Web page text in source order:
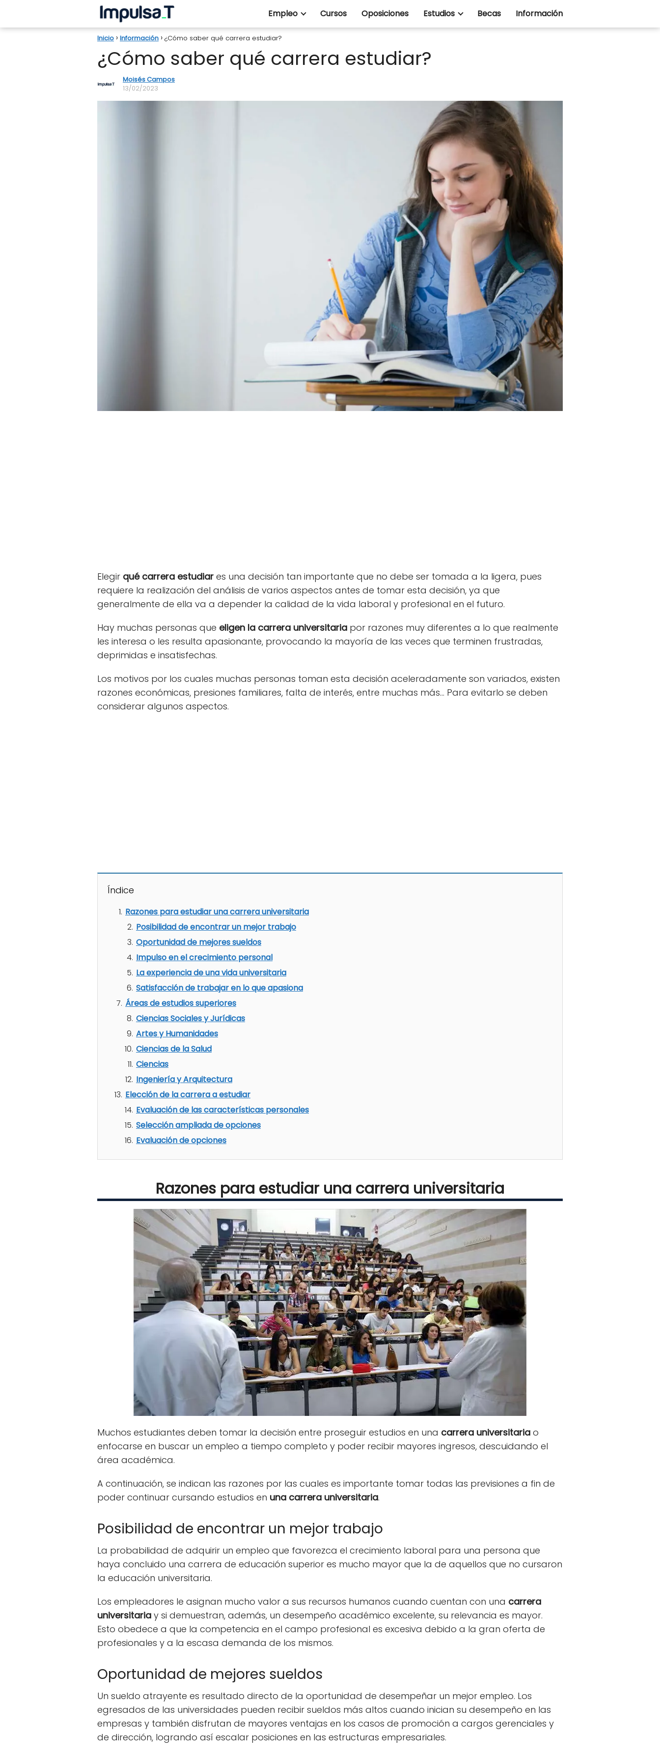
Empleo Cursos Oposiciones Estudios Becas Información
Inicio Información ¿Cómo saber qué carrera estudiar?
¿Cómo saber qué carrera estudiar?
Moisés Campos
13/02/2023
Elegir qué carrera estudiar es una decisión tan importante que no debe ser tomada a la ligera, pues
requiere la realización del análisis de varios aspectos antes de tomar esta decisión, ya que
generalmente de ella va a depender la calidad de la vida laboral y profesional en el futuro.
Hay muchas personas que eligen la carrera universitaria por razones muy diferentes a lo que realmente
les interesa o les resulta apasionante, provocando la mayoría de las veces que terminen frustradas,
deprimidas e insatisfechas.
Los motivos por los cuales muchas personas toman esta decisión aceleradamente son variados, existen
razones económicas, presiones familiares, falta de interés, entre muchas más... Para evitarlo se deben
considerar algunos aspectos.
Índice
Razones para estudiar una carrera universitaria
Posibilidad de encontrar un mejor trabajo
Oportunidad de mejores sueldos
Impulso en el crecimiento personal
La experiencia de una vida universitaria
Satisfacción de trabajar en lo que apasiona
Áreas de estudios superiores
Ciencias Sociales y Jurídicas
Artes y Humanidades
Ciencias de la Salud
Ciencias
Ingeniería y Arquitectura
Elección de la carrera a estudiar
Evaluación de las características personales
Selección ampliada de opciones
Evaluación de opciones
Razones para estudiar una carrera universitaria
Muchos estudiantes deben tomar la decisión entre proseguir estudios en una carrera universitaria o
enfocarse en buscar un empleo a tiempo completo y poder recibir mayores ingresos, descuidando el
área académica.
A continuación, se indican las razones por las cuales es importante tomar todas las previsiones a fin de
poder continuar cursando estudios en una carrera universitaria.
Posibilidad de encontrar un mejor trabajo
La probabilidad de adquirir un empleo que favorezca el crecimiento laboral para una persona que
haya concluido una carrera de educación superior es mucho mayor que la de aquellos que no cursaron
la educación universitaria.
Los empleadores le asignan mucho valor a sus recursos humanos cuando cuentan con una carrera
universitaria y si demuestran, además, un desempeño académico excelente, su relevancia es mayor.
Esto obedece a que la competencia en el campo profesional es excesiva debido a la gran oferta de
profesionales y a la escasa demanda de los mismos.
Oportunidad de mejores sueldos
Un sueldo atrayente es resultado directo de la oportunidad de desempeñar un mejor empleo. Los
egresados de las universidades pueden recibir sueldos más altos cuando inician su desempeño en las
empresas y también disfrutan de mayores ventajas en los casos de promoción a cargos gerenciales y
de dirección, logrando así escalar posiciones en las estructuras empresariales.